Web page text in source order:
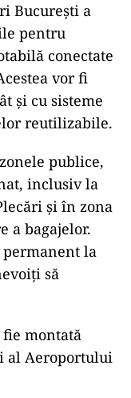
București a
pentru
conectate
vor fi
și cu sisteme
reutilizabile.
publice,
inclusiv la
și în zona
a bagajelor.
permanent la
să
fie montată
al Aeroportului